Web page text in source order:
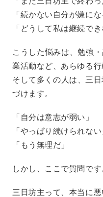
「続かない自分が嫌にな
「どうして私は継続で
こうした悩みは、勉強
業活動など、あらゆる行
そして多くの人は、三
づけます。
「自分は意志が弱い」
「やっぱり続けられない
「もう無理だ」
しかし、ここで質問です
三日坊主って、本当に